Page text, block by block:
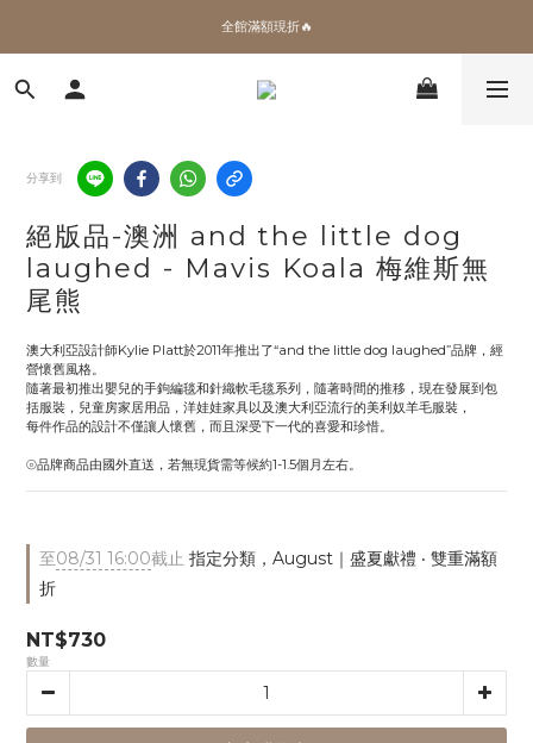
✨加入會員 即領100購物金🎫
全館滿額現折🔥
加拿大Umbra．買千送百🎫
分享到
絕版品-澳洲 and the little dog
laughed - Mavis Koala 梅維斯無
尾熊
澳大利亞設計師Kylie Platt於2011年推出了“and the little dog laughed”品牌，經
營懷舊風格。
隨著最初推出嬰兒的手鉤編毯和針織軟毛毯系列，隨著時間的推移，現在發展到包
括服裝，兒童房家居用品，洋娃娃家具以及澳大利亞流行的美利奴羊毛服裝，
每件作品的設計不僅讓人懷舊，而且深受下一代的喜愛和珍惜。
⦾品牌商品由國外直送，若無現貨需等候約1-1.5個月左右。
至08/31 16:00截止 指定分類，August｜盛夏獻禮 ‧ 雙重滿額
折
NT$730
數量